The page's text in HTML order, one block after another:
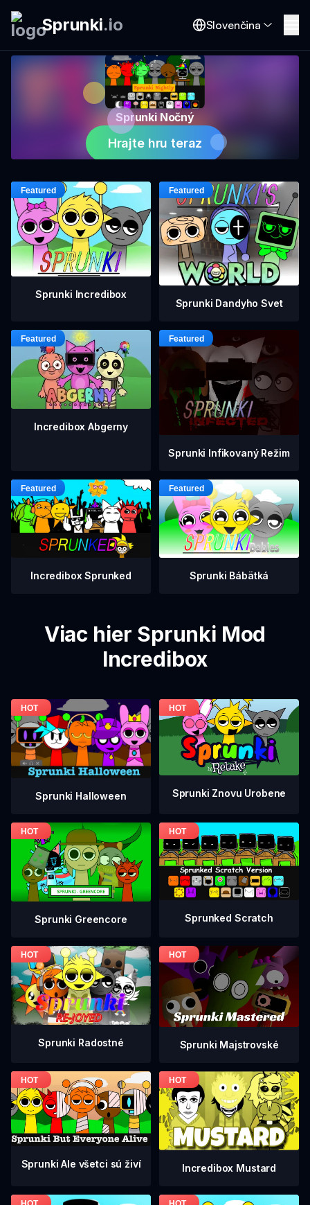
Sprunki.io Slovenčina
Sprunki Nočný
Hrajte hru teraz
Sprunki Incredibox
Sprunki Dandyho Svet
Incredibox Abgerny
Sprunki Infikovaný Režim
Incredibox Sprunked Sprunki Bábätká
Viac hier Sprunki Mod
Incredibox
Sprunki Halloween Sprunki Znovu Urobene
Sprunki Greencore Sprunked Scratch
Sprunki Radostné Sprunki Majstrovské
Sprunki Ale všetci sú živí Incredibox Mustard